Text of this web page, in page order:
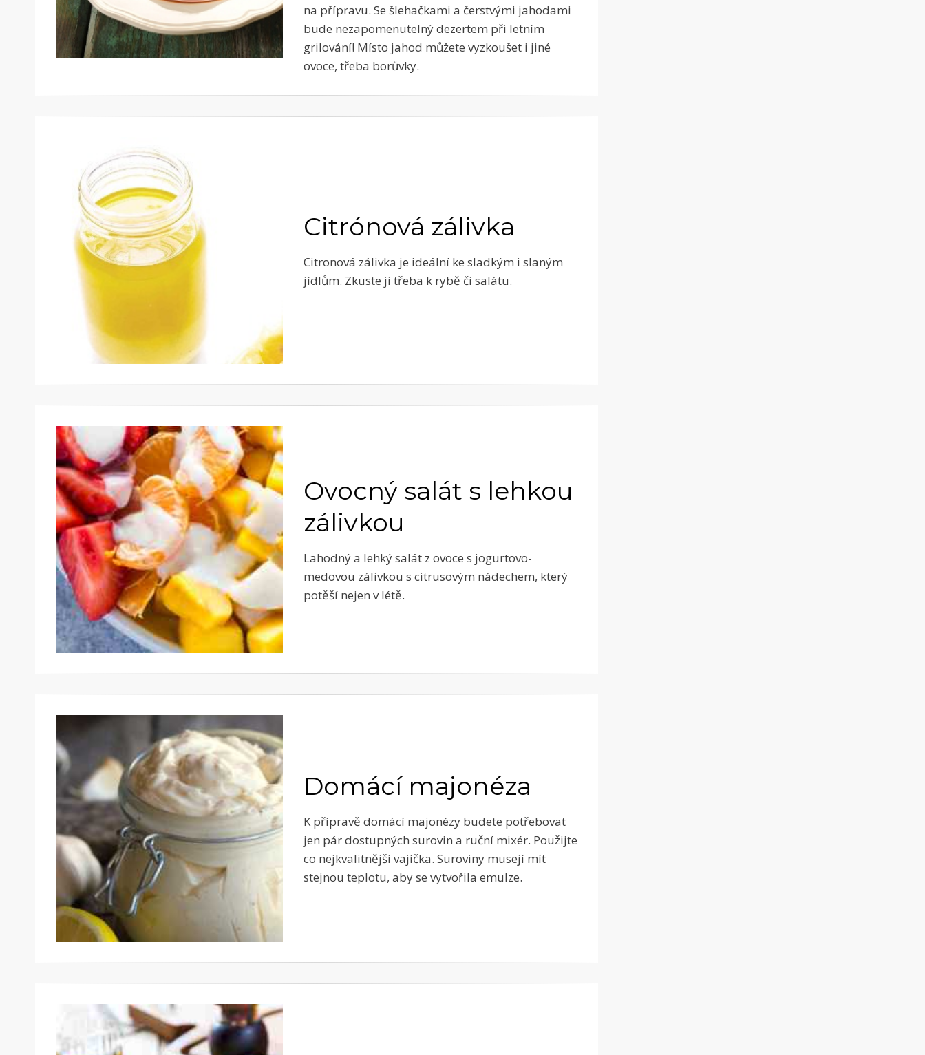
na přípravu. Se šlehačkami a čerstvými jahodami
bude nezapomenutelný dezertem při letním
grilování! Místo jahod můžete vyzkoušet i jiné
ovoce, třeba borůvky.
Citrónová zálivka
Citronová zálivka je ideální ke sladkým i slaným
jídlům. Zkuste ji třeba k rybě či salátu.
Ovocný salát s lehkou
zálivkou
Lahodný a lehký salát z ovoce s jogurtovo-
medovou zálivkou s citrusovým nádechem, který
potěší nejen v létě.
Domácí majonéza
K přípravě domácí majonézy budete potřebovat
jen pár dostupných surovin a ruční mixér. Použijte
co nejkvalitnější vajíčka. Suroviny musejí mít
stejnou teplotu, aby se vytvořila emulze.